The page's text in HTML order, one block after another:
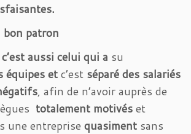
bon patron
aussi celui qui a su
équipes etc’est séparé des salariés
, afin de n’avoir auprès de
totalement motivéset
une entreprise quasiment sans